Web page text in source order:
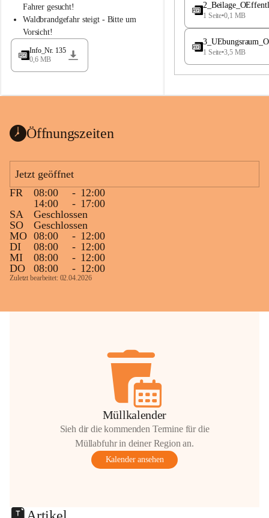
a
d
l
a
Fahrer gesucht!
Waldbrandgefahr steigt - Bitte um
Vorsicht!
Info_Nr. 135
0,6 MB
e
a
1 Seite•0,1 MB
1 Seite•3,5 MB
Öffnungszeiten
Jetzt geöffnet
FR
08:00 - 12:00
14:00
- 17:00
SA
Geschlossen
SO
Geschlossen
MO 08:00 - 12:00
DI
08:00 - 12:00
MI
08:00 - 12:00
DO
08:00 - 12:00
Zuletzt bearbeitet: 02.04.2026
Müllkalender
Sieh dir die kommenden Termine für die
Müllabfuhr in deiner Region an.
Kalender ansehen